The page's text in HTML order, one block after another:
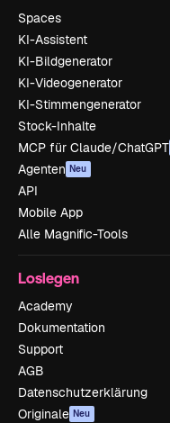
Spaces
KI-Assistent
KI-Bildgenerator
KI-Videogenerator
KI-Stimmengenerator
Stock-Inhalte
MCP für Claude/ChatGPT
Agenten Neu
API
Mobile App
Alle Magnific-Tools
Loslegen
Academy
Dokumentation
Support
AGB
Datenschutzerklärung
Originale Neu